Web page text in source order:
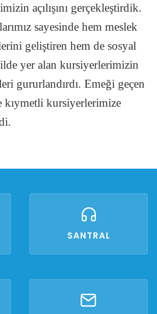
açılışını gerçekleştirdik.
sayesinde hem meslek
geliştiren hem de sosyal
yer alan kursiyerlerimizin
gururlandırdı. Emeği geçen
kıymetli kursiyerlerimize
SANTRAL